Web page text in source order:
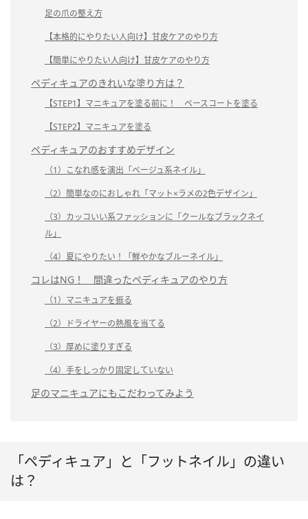
足の爪の整え方
【本格的にやりたい人向け】甘皮ケアのやり方
【簡単にやりたい人向け】甘皮ケアのやり方
ペディキュアのきれいな塗り方は？
【STEP1】マニキュアを塗る前に！ ベースコートを塗る
【STEP2】マニキュアを塗る
ペディキュアのおすすめデザイン
（1）こなれ感を演出「ベージュ系ネイル」
（2）簡単なのにおしゃれ「マット×ラメの2色デザイン」
（3）カッコいい系ファッションに「クールなブラックネイ
ル」
（4）夏にやりたい！「鮮やかなブルーネイル」
コレはNG！ 間違ったペディキュアのやり方
（1）マニキュアを振る
（2）ドライヤーの熱風を当てる
（3）厚めに塗りすぎる
（4）手をしっかり固定していない
足のマニキュアにもこだわってみよう
「ペディキュア」と「フットネイル」の違い
は？